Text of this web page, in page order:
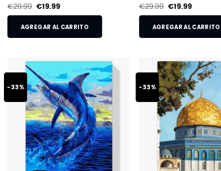
€29.99 €19.99
AGREGAR AL CARRITO
€29.99 €19.99
AGREGAR AL CARRITO
-33% -33%